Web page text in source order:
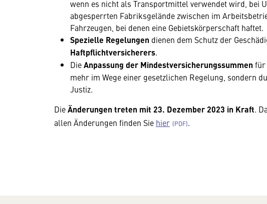
wenn es nicht als Transportmittel verwendet wird, bei
abgesperrten Fabriksgelände zwischen im
Fahrzeugen, bei denen eine Gebietskörperschaft haftet.
Spezielle Regelungen dienen dem Schutz der
Haftpflichtversicherers.
DieAnpassung der Mindestversicherungssummen für
mehr im Wege einer gesetzlichen Regelung, sondern
Justiz.
DieÄnderungen treten mit 23. Dezember 2023 in Kraft.
allen Änderungen finden Sie hier .